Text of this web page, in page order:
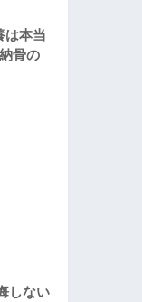
は本当
骨の
しない